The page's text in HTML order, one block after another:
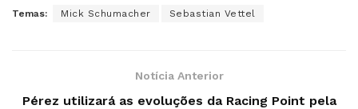
Temas: Mick Schumacher Sebastian Vettel
Notícia Anterior
Pérez utilizará as evoluções da Racing Point pela